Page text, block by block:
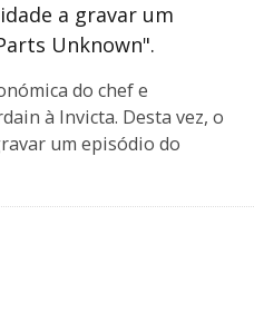
a gravar um
Unknown".
do chef e
à Invicta. Desta vez, o
um episódio do